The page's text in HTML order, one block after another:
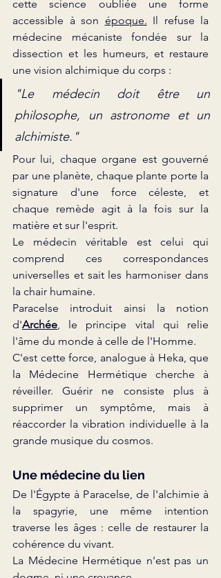
cette science oubliée une forme
accessible à son époque. Il
refuse la
médecine mécaniste fondée sur la
dissection et les humeurs, et restaure
une vision alchimique du corps :
"Le médecin doit être un
philosophe, un astronome et un
alchimiste."
Pour lui, chaque organe est gouverné
par une planète, chaque plante porte la
signature d'une force céleste, et
chaque remède agit à la fois sur la
matière et sur l'esprit.
Le médecin véritable est celui qui
comprend ces correspondances
universelles et sait les harmoniser dans
la chair humaine.
Paracelse introduit ainsi la notion
d'Archée, le principe vital qui relie
l'âme du monde à celle de l'Homme.
C'est cette force, analogue à Heka, que
la Médecine Hermétique cherche à
réveiller. Guérir ne consiste plus à
supprimer un symptôme, mais à
réaccorder la vibration individuelle à la
grande musique du cosmos.
Une médecine du lien
De l'Égypte à Paracelse, de l'alchimie à
la spagyrie, une même intention
traverse les âges : celle de restaurer la
cohérence du vivant.
La Médecine Hermétique n'est pas un